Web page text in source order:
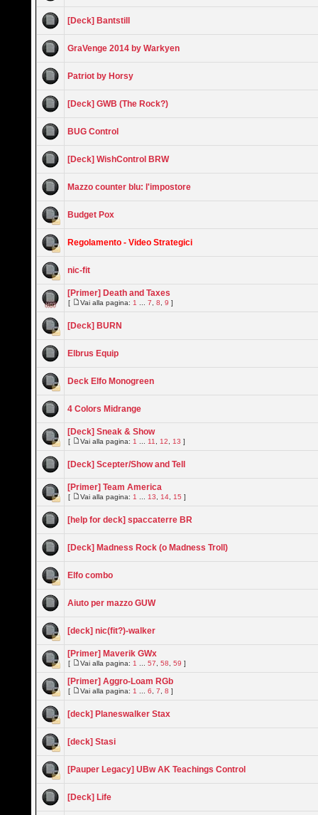
[Deck] Bantstill
GraVenge 2014 by Warkyen
Patriot by Horsy
[Deck] GWB (The Rock?)
BUG Control
[Deck] WishControl BRW
Mazzo counter blu: l'impostore
Budget Pox
Regolamento - Video Strategici
nic-fit
[Primer] Death and Taxes
[ Vai alla pagina: 1 ...7 ,8 ,9 ]
[Deck] BURN
Elbrus Equip
Deck Elfo Monogreen
4 Colors Midrange
[Deck] Sneak & Show
[ Vai alla pagina: 1 11 12 13 ]
[Deck] Scepter/Show and Tell
[Primer] Team America
[ Vai alla pagina: 1 13 14 15 ]
[help for deck] spaccaterre BR
[Deck] Madness Rock (o Madness Troll)
Elfo combo
Aiuto per mazzo GUW
[deck] nic(fit?)-walker
[Primer] Maverik GWx
[ Vai alla pagina: 1 ...57 ,58 ,59 ]
[Primer] Aggro-Loam RGb
[ Vai alla pagina: 1 ...6 ,7 ,8 ]
[deck] Planeswalker Stax
[deck] Stasi
[Pauper Legacy] UBw AK Teachings Control
[Deck] Life